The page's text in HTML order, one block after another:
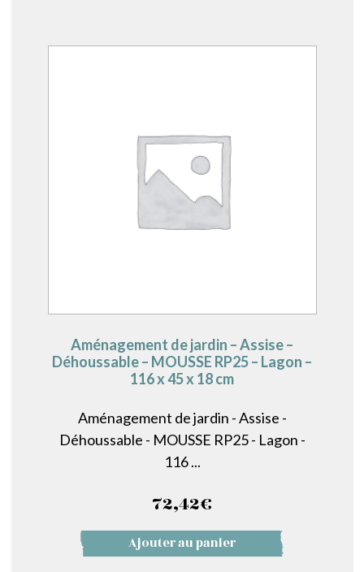
Aménagement de jardin – Assise –
Déhoussable – MOUSSE RP25 – Lagon –
116 x 45 x 18 cm
Aménagement de jardin - Assise -
Déhoussable - MOUSSE RP25 - Lagon -
116 ...
72,42€
Ajouter au panier